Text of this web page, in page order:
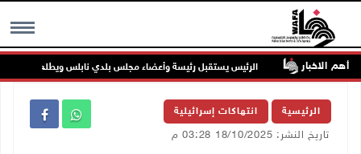
MENU أهم الاخبار
جنين الرئيس يستقبل رئيسة وأعضاء مجلس بلدي نابلس ويطلع على خطط
الرئيسية انتهاكات إسرائيلية
تاريخ النشر: 18/10/2025 03:28 م